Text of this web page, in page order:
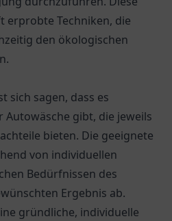
erprobte Techniken, die
den ökologischen
sich sagen, dass es
gibt, die jeweils
bieten. Die geeignete
von individuellen
Bedürfnissen des
Ergebnis ab.
gründliche, individuelle